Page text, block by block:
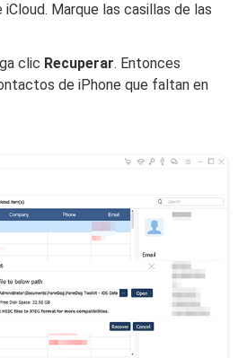
Marque las casillas de las
clic Recuperar. Entonces
de iPhone que faltan en